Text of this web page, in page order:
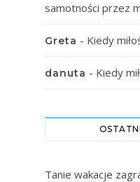
samotności przez
Greta - Kiedy
danuta - Kiedy
Tanie wakacje